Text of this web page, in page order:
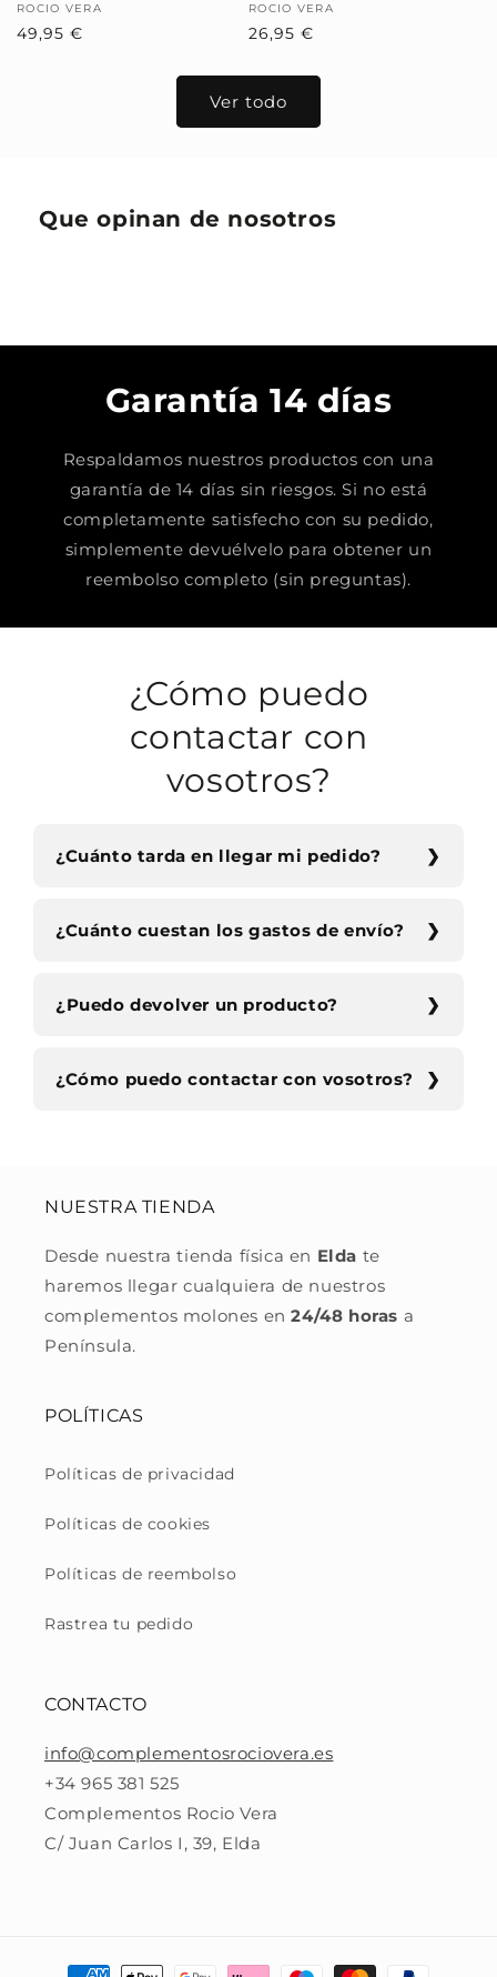
Proveedor:
ROCIO VERA
Precio
49,95 €
Proveedor:
ROCIO VERA
Precio
26,95 €
Ver todo
Que opinan de nosotros
Garantía 14 días
Respaldamos nuestros productos con una
garantía de 14 días sin riesgos. Si no está
completamente satisfecho con su pedido,
simplemente devuélvelo para obtener un
reembolso completo (sin preguntas).
¿Cómo puedo
contactar con
vosotros?
¿Cuánto tarda en llegar mi pedido?
¿Cuánto cuestan los gastos de envío?
¿Puedo devolver un producto?
¿Cómo puedo contactar con vosotros?
NUESTRA TIENDA
Desde nuestra tienda física en Elda te
haremos llegar cualquiera de nuestros
complementos molones en24/48 horas a
Península.
POLÍTICAS
Políticas de privacidad
Políticas de cookies
Políticas de reembolso
Rastrea tu pedido
CONTACTO
info@complementosrociovera.es
+34 965 381 525
Complementos Rocio Vera
C/ Juan Carlos I, 39, Elda
Formas